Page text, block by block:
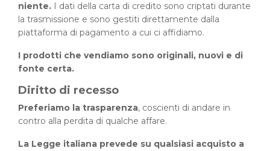
niente. I dati della carta di credito sono criptati durante
la trasmissione e sono gestiti direttamente dalla
piattaforma di pagamento a cui ci affidiamo.
I prodotti che vendiamo sono originali, nuovi e di
fonte certa.
Diritto di recesso
Preferiamo la trasparenza, coscienti di andare in
contro alla perdita di qualche affare.
La Legge italiana prevede su qualsiasi acquisto a